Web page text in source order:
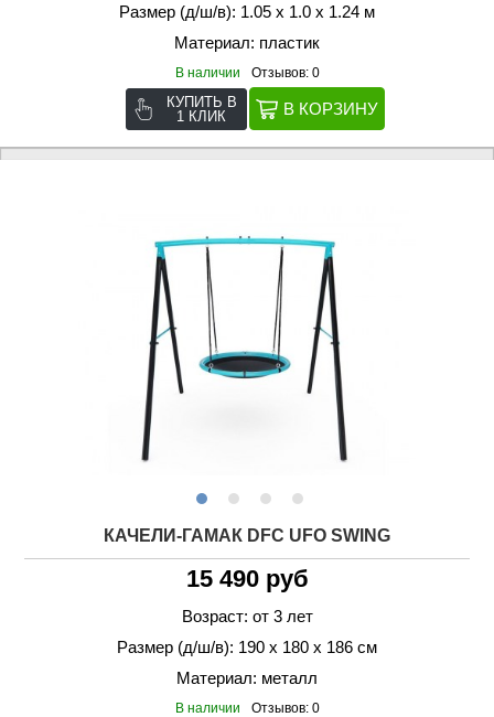
Размер (д/ш/в): 1.05 х 1.0 х 1.24 м
Материал: пластик
В наличии Отзывов: 0
КУПИТЬ В
1 КЛИК
КАЧЕЛИ-ГАМАК DFC UFO SWING
15 490 руб
Возраст: от 3 лет
Размер (д/ш/в): 190 х 180 х 186 см
Материал: металл
В наличии Отзывов: 0